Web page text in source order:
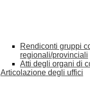
Rendiconti gruppi
regionali/provinciali
Atti degli organi di
Articolazione degli uffici